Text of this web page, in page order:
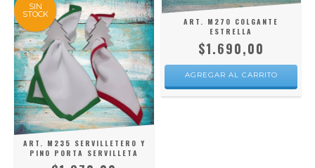
ART. M270 COLGANTE
ESTRELLA
$1.690,00
SIN
STOCK
ART. M235 SERVILLETERO Y
PINO PORTA SERVILLETA